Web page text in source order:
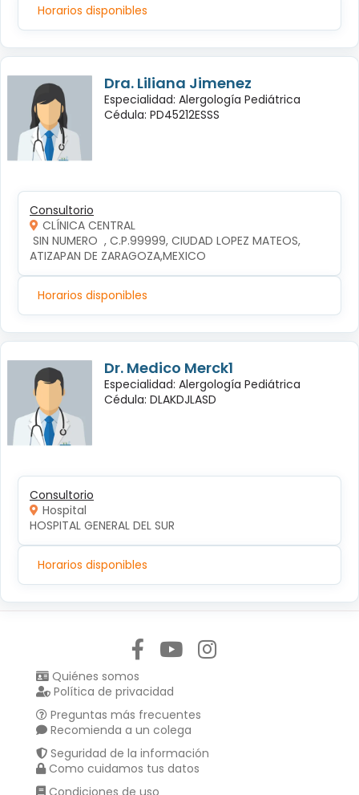
Horarios disponibles
Dra. Liliana Jimenez
Especialidad: Alergología Pediátrica
Cédula: PD45212ESSS
Consultorio
CLÍNICA CENTRAL
ATIZAPAN DE ZARAGOZA,MEXICO
Horarios disponibles
Dr. Medico Merck1
Especialidad: Alergología Pediátrica
Cédula: DLAKDJLASD
Consultorio
Hospital
HOSPITAL GENERAL DEL SUR
Horarios disponibles
Quiénes somos
Política de privacidad
Preguntas más frecuentes
Recomienda a un colega
Seguridad de la información
Como cuidamos tus datos
Condiciones de uso